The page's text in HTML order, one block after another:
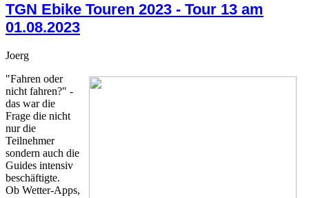
TGN Ebike Touren 2023 - Tour 13 am
01.08.2023
Joerg
"Fahren oder
nicht fahren?" -
das war die
Frage die nicht
nur die
Teilnehmer
sondern auch die
Guides intensiv
beschäftigte.
Ob Wetter-Apps,